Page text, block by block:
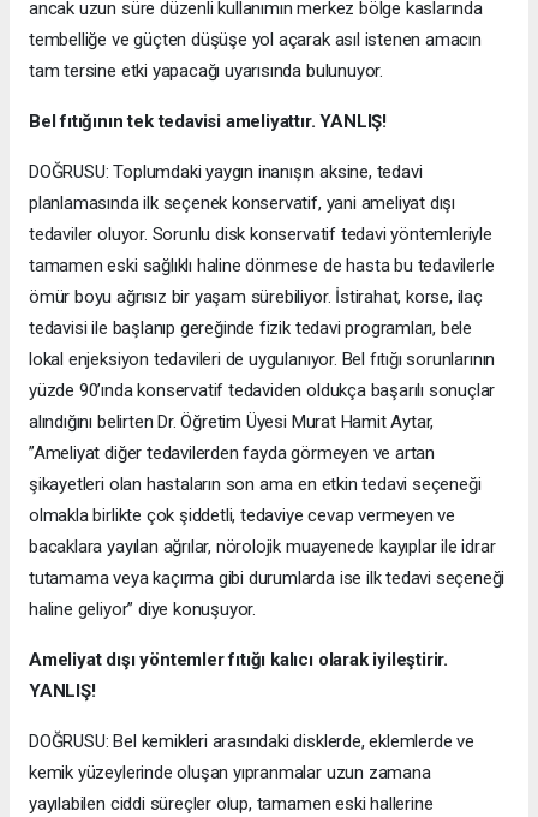
ancak uzun süre düzenli kullanımın merkez bölge kaslarında
tembelliğe ve güçten düşüşe yol açarak asıl istenen amacın
tam tersine etki yapacağı uyarısında bulunuyor.
Bel fıtığının tek tedavisi ameliyattır. YANLIŞ!
DOĞRUSU: Toplumdaki yaygın inanışın aksine, tedavi
planlamasında ilk seçenek konservatif, yani ameliyat dışı
tedaviler oluyor. Sorunlu disk konservatif tedavi yöntemleriyle
tamamen eski sağlıklı haline dönmese de hasta bu tedavilerle
ömür boyu ağrısız bir yaşam sürebiliyor. İstirahat, korse, ilaç
tedavisi ile başlanıp gereğinde fizik tedavi programları, bele
lokal enjeksiyon tedavileri de uygulanıyor. Bel fıtığı sorunlarının
yüzde 90’ında konservatif tedaviden oldukça başarılı sonuçlar
alındığını belirten Dr. Öğretim Üyesi Murat Hamit Aytar,
”Ameliyat diğer tedavilerden fayda görmeyen ve artan
şikayetleri olan hastaların son ama en etkin tedavi seçeneği
olmakla birlikte çok şiddetli, tedaviye cevap vermeyen ve
bacaklara yayılan ağrılar, nörolojik muayenede kayıplar ile idrar
tutamama veya kaçırma gibi durumlarda ise ilk tedavi seçeneği
haline geliyor” diye konuşuyor.
Ameliyat dışı yöntemler fıtığı kalıcı olarak iyileştirir.
YANLIŞ!
DOĞRUSU: Bel kemikleri arasındaki disklerde, eklemlerde ve
kemik yüzeylerinde oluşan yıpranmalar uzun zamana
yayılabilen ciddi süreçler olup, tamamen eski hallerine